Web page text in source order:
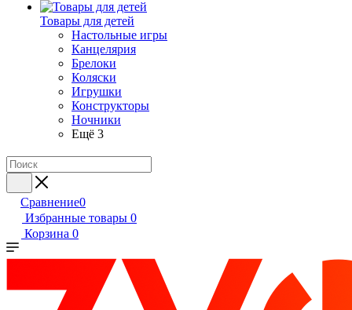
Товары для детей
Настольные игры
Канцелярия
Брелоки
Коляски
Игрушки
Конструкторы
Ночники
Ещё 3
Сравнение0
Избранные товары 0
Корзина 0